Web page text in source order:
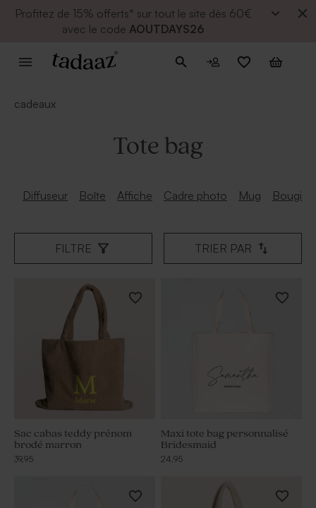
Profitez de 15% offerts* sur tout le site dès 60€
avec le code AOUTDAYS26
cadeaux
Tote bag
Diffuseur Boîte Affiche Cadre photo Mug Bougie
FILTRE TRIER PAR
Sac cabas teddy prénom
brodé marron
39,95
Maxi tote bag personnalisé
Bridesmaid
24,95